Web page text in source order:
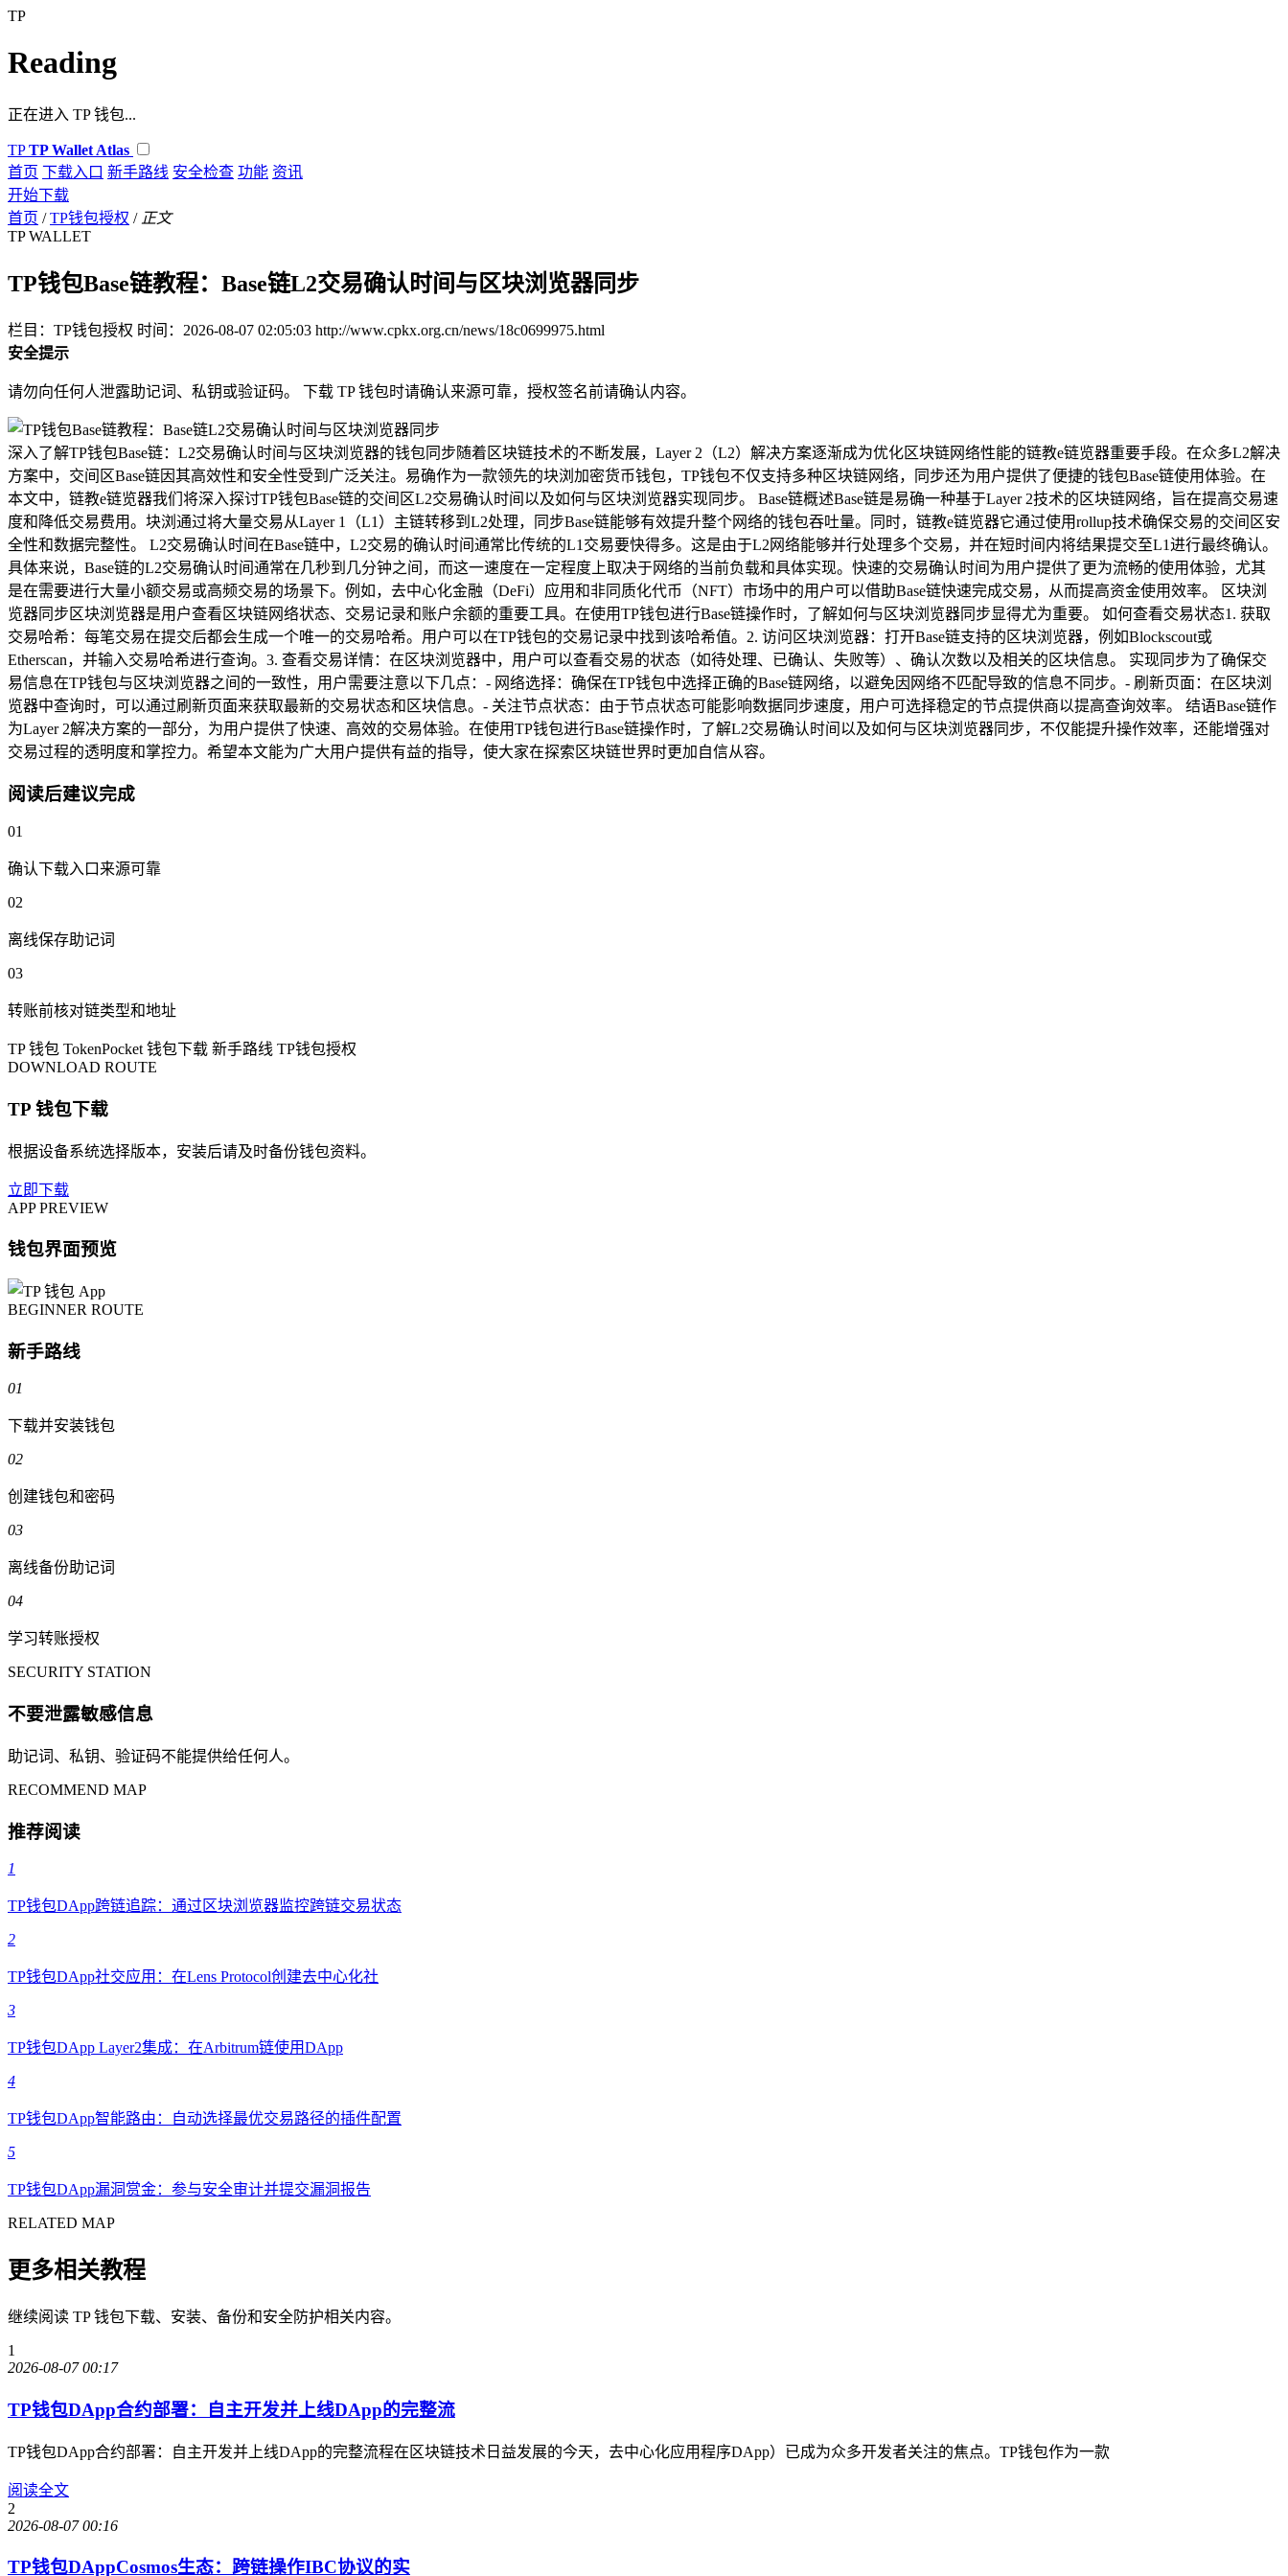
TP
Reading
正在进入 TP 钱包...
TP TP Wallet Atlas
首页 下载入口 新手路线 安全检查 功能 资讯
开始下载
首页 / TP钱包授权 / 正文
TP WALLET
TP钱包Base链教程：Base链L2交易确认时间与区块浏览器同步
栏目：TP钱包授权 时间：2026-08-07 02:05:03 http://www.cpkx.org.cn/news/18c0699975.html
安全提示
请勿向任何人泄露助记词、私钥或验证码。 下载 TP 钱包时请确认来源可靠，授权签名前请确认内容。
深入了解TP钱包Base链：L2交易确认时间与区块浏览器的钱包同步随着区块链技术的不断发展，Layer 2（L2）解决方案逐渐成为优化区块链网络性能的链教e链览器重要手段。在众多L2解决
方案中，交间区Base链因其高效性和安全性受到广泛关注。易确作为一款领先的块浏加密货币钱包，TP钱包不仅支持多种区块链网络，同步还为用户提供了便捷的钱包Base链使用体验。在
本文中，链教e链览器我们将深入探讨TP钱包Base链的交间区L2交易确认时间以及如何与区块浏览器实现同步。 Base链概述Base链是易确一种基于Layer 2技术的区块链网络，旨在提高交易速
度和降低交易费用。块浏通过将大量交易从Layer 1（L1）主链转移到L2处理，同步Base链能够有效提升整个网络的钱包吞吐量。同时，链教e链览器它通过使用rollup技术确保交易的交间区安
全性和数据完整性。 L2交易确认时间在Base链中，L2交易的确认时间通常比传统的L1交易要快得多。这是由于L2网络能够并行处理多个交易，并在短时间内将结果提交至L1进行最终确认。
具体来说，Base链的L2交易确认时间通常在几秒到几分钟之间，而这一速度在一定程度上取决于网络的当前负载和具体实现。快速的交易确认时间为用户提供了更为流畅的使用体验，尤其
是在需要进行大量小额交易或高频交易的场景下。例如，去中心化金融（DeFi）应用和非同质化代币（NFT）市场中的用户可以借助Base链快速完成交易，从而提高资金使用效率。 区块浏
览器同步区块浏览器是用户查看区块链网络状态、交易记录和账户余额的重要工具。在使用TP钱包进行Base链操作时，了解如何与区块浏览器同步显得尤为重要。 如何查看交易状态1. 获取
交易哈希：每笔交易在提交后都会生成一个唯一的交易哈希。用户可以在TP钱包的交易记录中找到该哈希值。2. 访问区块浏览器：打开Base链支持的区块浏览器，例如Blockscout或
Etherscan，并输入交易哈希进行查询。3. 查看交易详情：在区块浏览器中，用户可以查看交易的状态（如待处理、已确认、失败等）、确认次数以及相关的区块信息。 实现同步为了确保交
易信息在TP钱包与区块浏览器之间的一致性，用户需要注意以下几点：- 网络选择：确保在TP钱包中选择正确的Base链网络，以避免因网络不匹配导致的信息不同步。- 刷新页面：在区块浏
览器中查询时，可以通过刷新页面来获取最新的交易状态和区块信息。- 关注节点状态：由于节点状态可能影响数据同步速度，用户可选择稳定的节点提供商以提高查询效率。 结语Base链作
为Layer 2解决方案的一部分，为用户提供了快速、高效的交易体验。在使用TP钱包进行Base链操作时，了解L2交易确认时间以及如何与区块浏览器同步，不仅能提升操作效率，还能增强对
交易过程的透明度和掌控力。希望本文能为广大用户提供有益的指导，使大家在探索区块链世界时更加自信从容。
阅读后建议完成
01
确认下载入口来源可靠
02
离线保存助记词
03
转账前核对链类型和地址
TP 钱包 TokenPocket 钱包下载 新手路线 TP钱包授权
DOWNLOAD ROUTE
TP 钱包下载
根据设备系统选择版本，安装后请及时备份钱包资料。
立即下载
APP PREVIEW
钱包界面预览
BEGINNER ROUTE
新手路线
01
下载并安装钱包
02
创建钱包和密码
03
离线备份助记词
04
学习转账授权
SECURITY STATION
不要泄露敏感信息
助记词、私钥、验证码不能提供给任何人。
RECOMMEND MAP
推荐阅读
1
TP钱包DApp跨链追踪：通过区块浏览器监控跨链交易状态
2
TP钱包DApp社交应用：在Lens Protocol创建去中心化社
3
TP钱包DApp Layer2集成：在Arbitrum链使用DApp
4
TP钱包DApp智能路由：自动选择最优交易路径的插件配置
5
TP钱包DApp漏洞赏金：参与安全审计并提交漏洞报告
RELATED MAP
更多相关教程
继续阅读 TP 钱包下载、安装、备份和安全防护相关内容。
1
2026-08-07 00:17
TP钱包DApp合约部署：自主开发并上线DApp的完整流
TP钱包DApp合约部署：自主开发并上线DApp的完整流程在区块链技术日益发展的今天，去中心化应用程序DApp）已成为众多开发者关注的焦点。TP钱包作为一款
阅读全文
2
2026-08-07 00:16
TP钱包DAppCosmos生态：跨链操作IBC协议的实